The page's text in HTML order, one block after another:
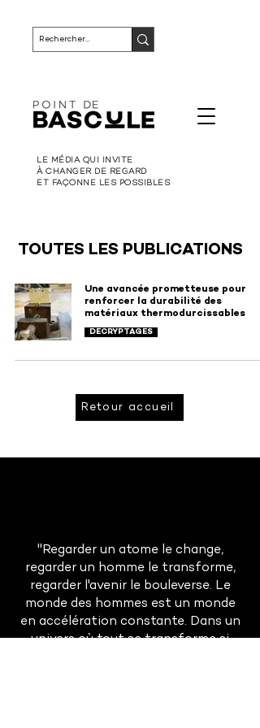
LE MÉDIA QUI INVITE
À CHANGER DE REGARD
ET FAÇONNE LES POSSIBLES
TOUTES LES PUBLICATIONS
Une avancée prometteuse pour
renforcer la durabilité des
matériaux thermodurcissables
DÉCRYPTAGES
Retour accueil
"Regarder un atome le change,
regarder un homme le transforme,
regarder l'avenir le bouleverse. Le
monde des hommes est un monde
en accélération constante. Dans un
univers où tout se transforme si